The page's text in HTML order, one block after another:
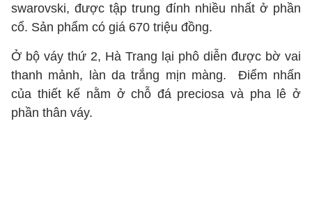
swarovski, được tập trung đính nhiều nhất ở phần
cổ. Sản phẩm có giá 670 triệu đồng.
Ở bộ váy thứ 2, Hà Trang lại phô diễn được bờ vai
thanh mảnh, làn da trắng mịn màng. Điểm nhấn
của thiết kế nằm ở chỗ đá preciosa và pha lê ở
phần thân váy.